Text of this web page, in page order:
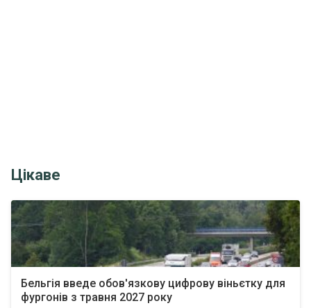
Цікаве
Бельгія введе обов'язкову цифрову віньєтку для
фургонів з травня 2027 року